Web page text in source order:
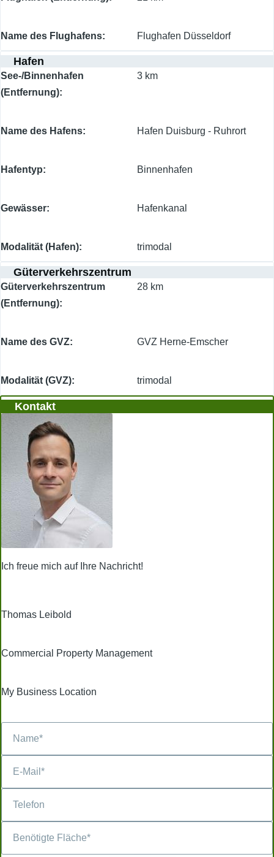
Name des Flughafens Flughafen Düsseldorf
Hafen
See-/Binnenhafen
(Entfernung)
3 km
Name des Hafens Hafen Duisburg - Ruhrort
Hafentyp Binnenhafen
Gewässer Hafenkanal
Modalität (Hafen) trimodal
Güterverkehrszentrum
Güterverkehrszentrum
(Entfernung)
28 km
Name des GVZ GVZ Herne-Emscher
Modalität (GVZ) trimodal
Kontakt
Ich freue mich auf Ihre Nachricht!
Thomas Leibold
Commercial Property Management
My Business Location